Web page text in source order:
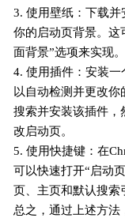
3. 使用壁纸：下载
你的启动页背景。这
面背景”选项来实现。
4. 使用插件：安装一
以自动检测并更改你
搜索并安装该插件，
改启动页。
5. 使用快捷键：在
可以快速打开“启动
页、主页和默认搜索
总之，通过上述方法